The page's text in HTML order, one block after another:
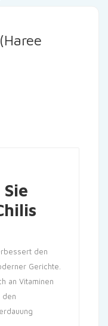
den
Gerichte.
an Vitaminen
den